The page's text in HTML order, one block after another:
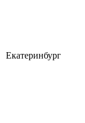
Екатеринбург